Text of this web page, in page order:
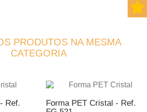
PRODUTOS NA MESMA
CATEGORIA
Ref.
Forma PET Cristal - Ref.